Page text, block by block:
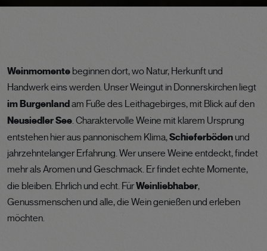
Weinmomente beginnen dort, wo Natur, Herkunft und
Handwerk eins werden. Unser Weingut in Donnerskirchen liegt
im Burgenlandam Fuße des Leithagebirges, mit Blick auf den
Neusiedler See. Charaktervolle Weine mit klarem Ursprung
entstehen hier aus pannonischem Klima,Schieferböden und
jahrzehntelanger Erfahrung. Wer unsere Weine entdeckt, findet
mehr als Aromen und Geschmack. Er findet echte Momente,
die bleiben. Ehrlich und echt. FürWeinliebhaber,
Genussmenschen und alle, die Wein genießen und erleben
möchten.